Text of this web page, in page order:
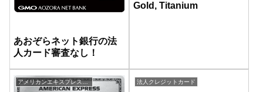
あおぞらネット銀行の法
人カード審査なし！
Gold, Titanium
アメリカンエキスプレス一覧 法人クレジットカード